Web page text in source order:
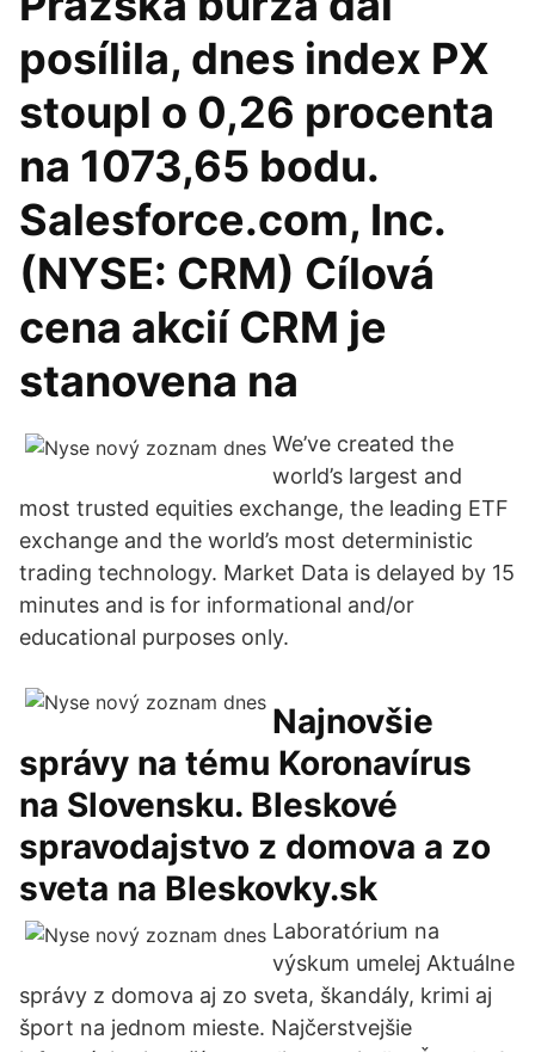
posílila, dnes index PX
stoupl o 0,26 procenta
na 1073,65 bodu.
Salesforce.com, Inc.
(NYSE: CRM) Cílová
cena akcií CRM je
stanovena na
We’ve created the
world’s largest and
most trusted equities exchange, the leading ETF
exchange and the world’s most deterministic
trading technology. Market Data is delayed by 15
minutes and is for informational and/or
educational purposes only.
Najnovšie
správy na tému Koronavírus
na Slovensku. Bleskové
spravodajstvo z domova a zo
sveta na Bleskovky.sk
Laboratórium na
výskum umelej Aktuálne
správy z domova aj zo sveta, škandály, krimi aj
šport na jednom mieste. Najčerstvejšie